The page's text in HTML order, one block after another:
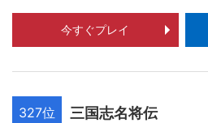
今すぐプレイ
327位 三国志名将伝